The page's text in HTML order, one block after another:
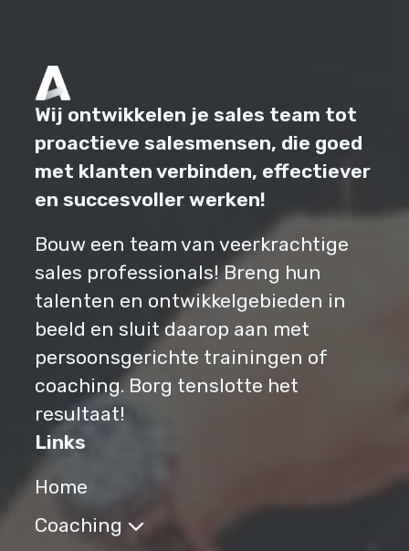
Wij ontwikkelen je sales team tot
proactieve salesmensen, die goed
met klanten verbinden, effectiever
en succesvoller werken!
Bouw een team van veerkrachtige
sales professionals! Breng hun
talenten en ontwikkelgebieden in
beeld en sluit daarop aan met
persoonsgerichte trainingen of
coaching. Borg tenslotte het
resultaat!
Links
Home
Coaching